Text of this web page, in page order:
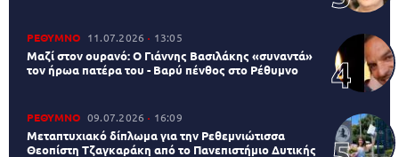
ΡΕΘΥΜΝΟ 11.07.2026 13:05
Μαζί στον ουρανό: Ο Γιάννης Βασιλάκης «συναντά»
τον ήρωα πατέρα του - Βαρύ πένθος στο Ρέθυμνο
ΡΕΘΥΜΝΟ 09.07.2026 16:09
Μεταπτυχιακό δίπλωμα για την Ρεθεμνιώτισσα
Θεοπίστη Τζαγκαράκη από το Πανεπιστήμιο Δυτικής